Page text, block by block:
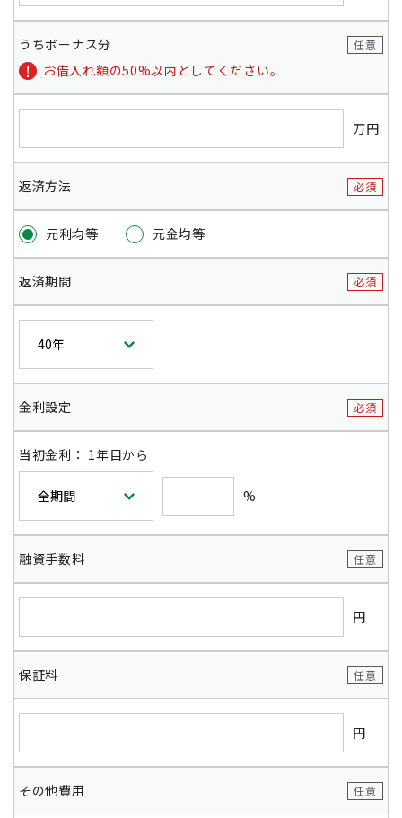
うちボーナス分 任意
お借入れ額の50%以内としてください。
万円
返済方法 必須
元利均等 元金均等
返済期間 必須
金利設定 必須
当初金利 ： 1年目から
%
融資手数料 任意
円
保証料 任意
円
その他費用 任意